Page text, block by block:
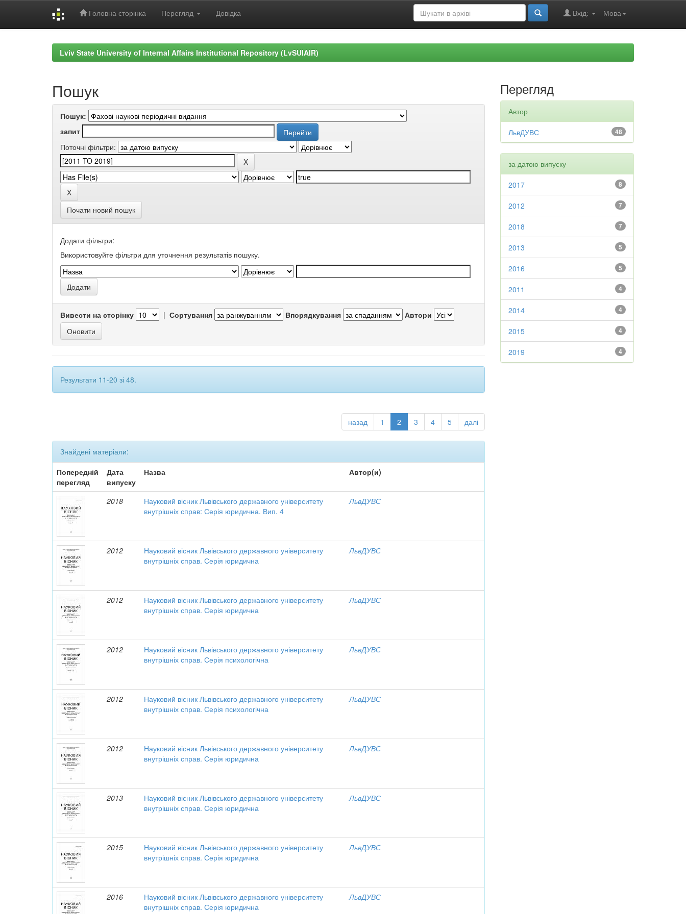
Головна сторінка Перегляд Довідка Мова
Вхід:
Lviv State University of Internal Affairs Institutional Repository (LvSUIAIR)
Пошук
Пошук:
запит
Поточні фільтри:
Почати новий пошук
Додати фільтри:
Використовуйте фільтри для уточнення результатів пошуку.
Вивести на сторінку | Сортування Впорядкування Автори
Результати 11-20 зі 48.
назад 1 2 3 4 5 далі
Знайдені матеріали:
Попередній
перегляд
Дата
випуску
Назва Автор(и)
2018
Науковий вісник Львівського державного університету
внутрішніх справ: Серія юридична. Вип. 4
ЛьвДУВС
2012
Науковий вісник Львівського державного університету
внутрішніх справ. Серія юридична
ЛьвДУВС
2012
Науковий вісник Львівського державного університету
внутрішніх справ. Серія юридична
ЛьвДУВС
2012
Науковий вісник Львівського державного університету
внутрішніх справ. Серія психологічна
ЛьвДУВС
2012
Науковий вісник Львівського державного університету
внутрішніх справ. Серія психологічна
ЛьвДУВС
2012
Науковий вісник Львівського державного університету
внутрішніх справ. Серія юридична
ЛьвДУВС
2013
Науковий вісник Львівського державного університету
внутрішніх справ. Серія юридична
ЛьвДУВС
2015
Науковий вісник Львівського державного університету
внутрішніх справ. Серія юридична
ЛьвДУВС
2016
Науковий вісник Львівського державного університету
внутрішніх справ. Серія юридична
ЛьвДУВС
Перегляд
Автор
48
ЛьвДУВС
за датою випуску
8
2017
7
2012
7
2018
5
2013
5
2016
4
2011
4
2014
4
2015
4
2019